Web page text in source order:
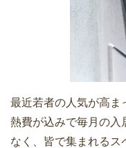
最近若者の人気が高ま
熱費が込みで毎月の入
なく、皆で集まれるス